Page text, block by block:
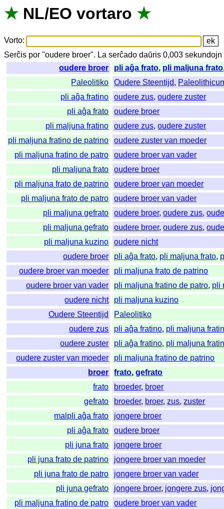
★ NL/EO vortaro ★
Vorto:
Serĉis por "oudere broer". La serĉado daŭris 0,003sekundojn
oudere broer
pli aĝa frato, pli maljuna frato
Paleolitiko
Oudere Steentijd,
pli aĝa fratino
oudere zus,oudere zuster
pli aĝa frato
oudere broer
pli maljuna fratino
oudere zus,oudere zuster
pli maljuna fratino de patrino
oudere zuster van moeder
pli maljuna fratino de patro
oudere broer van vader
pli maljuna frato
oudere broer
pli maljuna frato de patrino
oudere broer van moeder
pli maljuna frato de patro
oudere broer van vader
pli maljuna gefrato
oudere broer,oudere zus,
pli maljuna gefrato
oudere broer,oudere zus,
pli maljuna kuzino
oudere nicht
oudere broer
pli aĝa frato, pli maljuna frato,
oudere broer van moeder
pli maljuna frato de patrino
oudere broer van vader
pli maljuna fratino de patro, pli
oudere nicht
pli maljuna kuzino
Oudere Steentijd
Paleolitiko
oudere zus
pli aĝa fratino, pli maljuna
oudere zuster
pli aĝa fratino, pli maljuna
oudere zuster van moeder
pli maljuna fratino de patrino
broer
frato,gefrato
frato
broeder, broer
gefrato
broeder, broer,zus,zuster
malpli aĝa frato
jongere broer
pli aĝa frato
oudere broer
pli juna frato
jongere broer
pli juna frato de patrino
jongere broer van moeder
pli juna frato de patro
jongere broer van vader
pli juna gefrato
jongere broer, jongere zus,
pli maljuna fratino de patro
oudere broer van vader